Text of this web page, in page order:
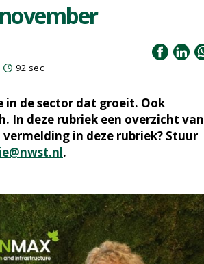
92 sec
in de sector dat groeit. Ook
In deze rubriek een overzicht van
in deze rubriek? Stuur
.